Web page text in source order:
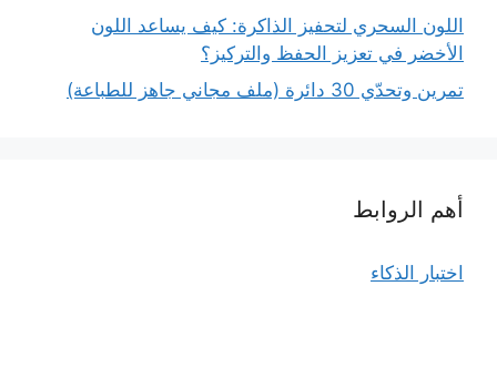
اللون السحري لتحفيز الذاكرة: كيف يساعد اللون
الأخضر في تعزيز الحفظ والتركيز؟
تمرين وتحدّي 30 دائرة (ملف مجاني جاهز للطباعة)
أهم الروابط
اختبار الذكاء